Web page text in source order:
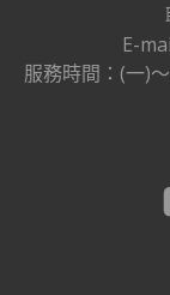
E-
服務時間：(一)